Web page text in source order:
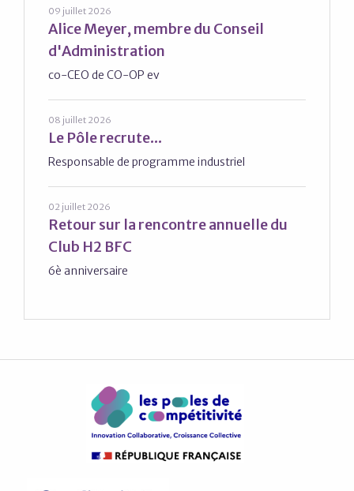
09 juillet 2026
Alice Meyer, membre du Conseil
d'Administration
co-CEO de CO-OP ev
08 juillet 2026
Le Pôle recrute...
Responsable de programme industriel
02 juillet 2026
Retour sur la rencontre annuelle du
Club H2 BFC
6è anniversaire